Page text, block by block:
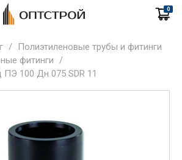
0
/ Полиэтиленовые трубы и фитинги
фитинги /
100 Дн 075 SDR 11